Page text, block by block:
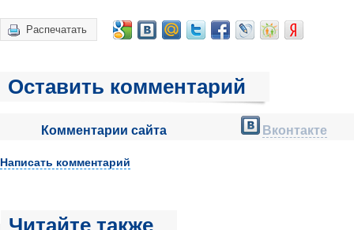
Распечатать
Оставить комментарий
Комментарии сайта Вконтакте
Написать комментарий
Читайте также